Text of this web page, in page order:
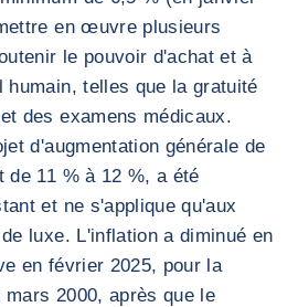
en œuvre plusieurs
le pouvoir d'achat et à
humain, telles que la gratuité
des examens médicaux.
d'augmentation générale de
de 11 % à 12 %, a été
et ne s'applique qu'aux
luxe. L'inflation a diminué en
en février 2025, pour la
2000, après que le